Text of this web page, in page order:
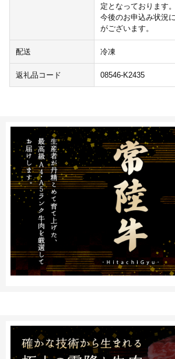
定となっております。
今後のお申込み状況
がございます。
配送 冷凍
返礼品コード 08546-K2435